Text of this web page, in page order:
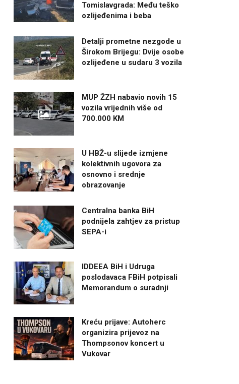
Tomislavgrada: Među teško
ozlijeđenima i beba
Detalji prometne nezgode u
Širokom Brijegu: Dvije osobe
ozlijeđene u sudaru 3 vozila
MUP ŽZH nabavio novih 15
vozila vrijednih više od
700.000 KM
U HBŽ-u slijede izmjene
kolektivnih ugovora za
osnovno i srednje
obrazovanje
Centralna banka BiH
podnijela zahtjev za pristup
SEPA-i
IDDEEA BiH i Udruga
poslodavaca FBiH potpisali
Memorandum o suradnji
Kreću prijave: Autoherc
organizira prijevoz na
Thompsonov koncert u
Vukovar